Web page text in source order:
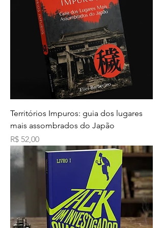
Territórios Impuros: guia dos lugares
mais assombrados do Japão
Preço
R$ 52,00